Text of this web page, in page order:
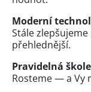
Moderní
Stále
přehlednější.
Pravidelná
Rosteme — a Vy